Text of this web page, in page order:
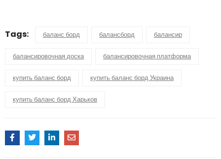
Tags: баланс борд балансборд балансир
балансировочная доска балансировочная платформа
купить баланс борд купить баланс борд Украина
купить баланс борд Харьков